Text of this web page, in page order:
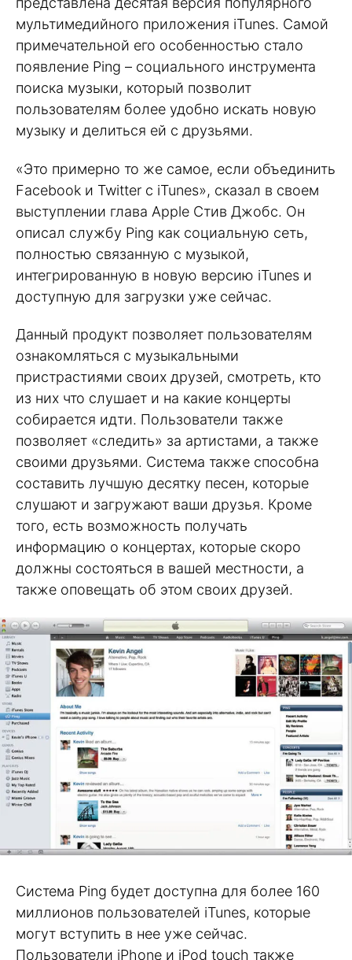
мультимедийного приложения iTunes. Самой
примечательной его особенностью стало
появление Ping – социального инструмента
поиска музыки, который позволит
пользователям более удобно искать новую
музыку и делиться ей с друзьями.
«Это примерно то же самое, если объединить
Facebook и Twitter с iTunes», сказал в своем
выступлении глава Apple Стив Джобс. Он
описал службу Ping как социальную сеть,
полностью связанную с музыкой,
интегрированную в новую версию iTunes и
доступную для загрузки уже сейчас.
Данный продукт позволяет пользователям
ознакомляться с музыкальными
пристрастиями своих друзей, смотреть, кто
из них что слушает и на какие концерты
собирается идти. Пользователи также
позволяет «следить» за артистами, а также
своими друзьями. Система также способна
составить лучшую десятку песен, которые
слушают и загружают ваши друзья. Кроме
того, есть возможность получать
информацию о концертах, которые скоро
должны состояться в вашей местности, а
также оповещать об этом своих друзей.
Система Ping будет доступна для более 160
миллионов пользователей iTunes, которые
могут вступить в нее уже сейчас.
Пользователи iPhone и iPod touch также